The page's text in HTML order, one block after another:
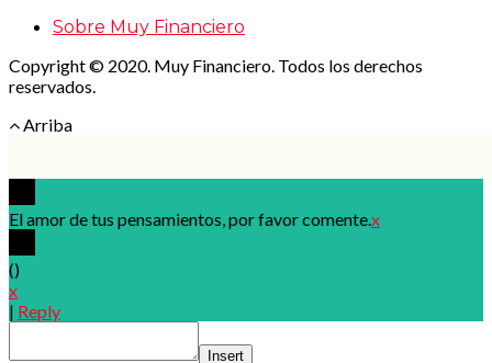
Sobre Muy Financiero
Copyright © 2020. Muy Financiero. Todos los derechos
reservados.
Arriba
El amor de tus pensamientos, por favor comente.x
()
x
| Reply
Insert